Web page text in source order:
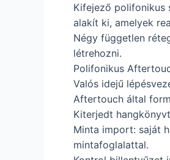
Kifejező polifonikus
alakít ki, amelyek
Négy független
létrehozni.
Polifonikus
Valós idejű
Aftertouch által
Kiterjedt
Minta import: saját
mintafoglalattal.